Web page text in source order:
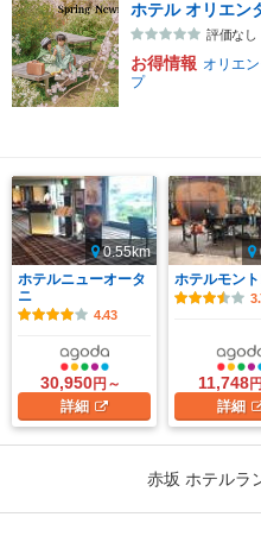
ホテル オリエン
評価なし
お得情報 オリエ
プ
0.55km
ホテルニューオータ
ニ
4.43
30,950円～
詳細
ホテルモン
11,748
詳細
赤坂 ホテルラ